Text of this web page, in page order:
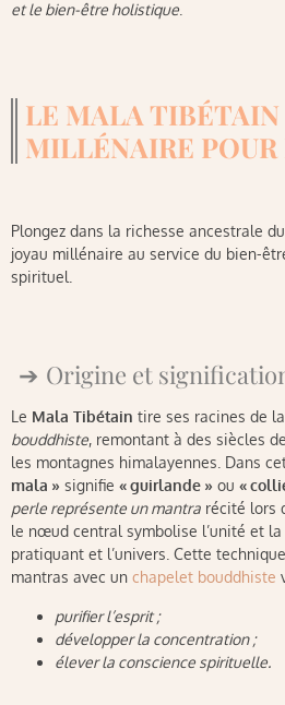
et le bien-être holistique
LE MALA
MILLÉNAIRE
Plongez dans la richesse ancestrale
joyau millénaire au service du bien-
spirituel.
Origine et
Le Mala Tibétain tire ses racines de la
bouddhiste, remontant à des siècles
les montagnes himalayennes. Dans
mala » signifie « guirlande » ou «
perle représente un mantra récité lors
le nœud central symbolise l’unité et
pratiquant et l’univers. Cette
mantras avec un chapelet bouddhiste
purifier l’esprit ;
développer la concentration ;
élever la conscience spirituelle.